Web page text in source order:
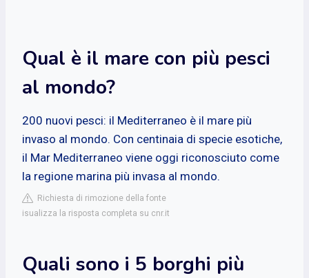
Qual è il mare con più pesci
al mondo?
200 nuovi pesci: il Mediterraneo è il mare più
invaso al mondo. Con centinaia di specie esotiche,
il Mar Mediterraneo viene oggi riconosciuto come
la regione marina più invasa al mondo.
Richiesta di rimozione della fonte
isualizza la risposta completa su cnr.it
Quali sono i 5 borghi più